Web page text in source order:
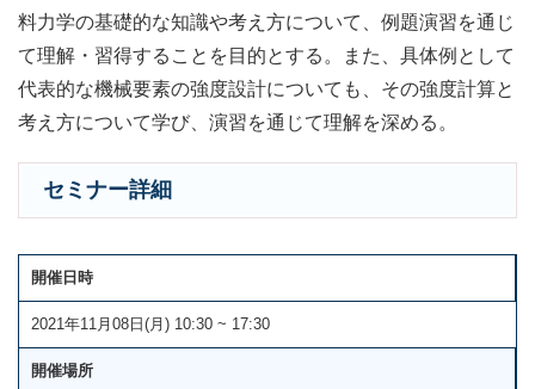
料力学の基礎的な知識や考え方について、例題演習を通じ
て理解・習得することを目的とする。また、具体例として
代表的な機械要素の強度設計についても、その強度計算と
考え方について学び、演習を通じて理解を深める。
セミナー詳細
開催日時
2021年11月08日(月) 10:30 ~ 17:30
開催場所